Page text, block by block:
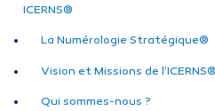
ICERNS®
La Numérologie Stratégique®
Vision et Missions de l’ICERNS®
Qui sommes-nous ?